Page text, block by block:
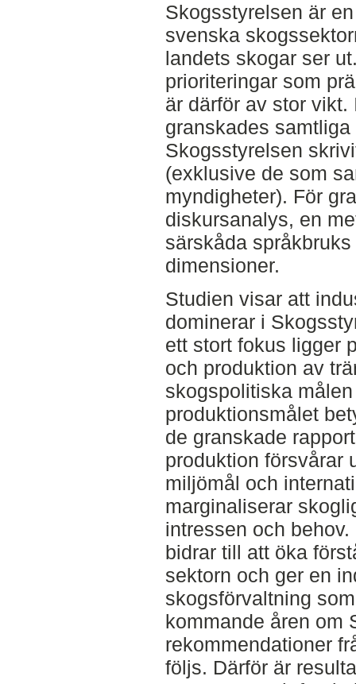
Skogsstyrelsen är
svenska
landets skogar ser
prioriteringar som
är därför av stor
granskades
Skogsstyrelsen
(exklusive de som
myndigheter). För
diskursanalys, en
särskåda
dimensioner.
Studien visar att
dominerar i
ett stort fokus ligger
och produktion av
skogspolitiska
produktionsmålet
de granskade
produktion försvårar
miljömål och
marginaliserar
intressen och
bidrar till att öka
sektorn och ger en
skogsförvaltning
kommande åren om
rekommendationer
följs. Därför är